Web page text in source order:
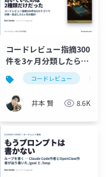
コードレビュー指摘300
件を3ヶ月分類したら効
いていたのは2種類だけ
だった ─ Bug/Spec死
守・残り4種類はPRか
ら外す
コードレビュー
井本 賢 8.6K